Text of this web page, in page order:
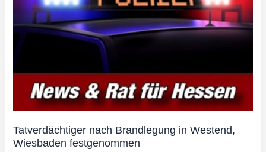
Tatverdächtiger nach Brandlegung in Westend,
Wiesbaden festgenommen